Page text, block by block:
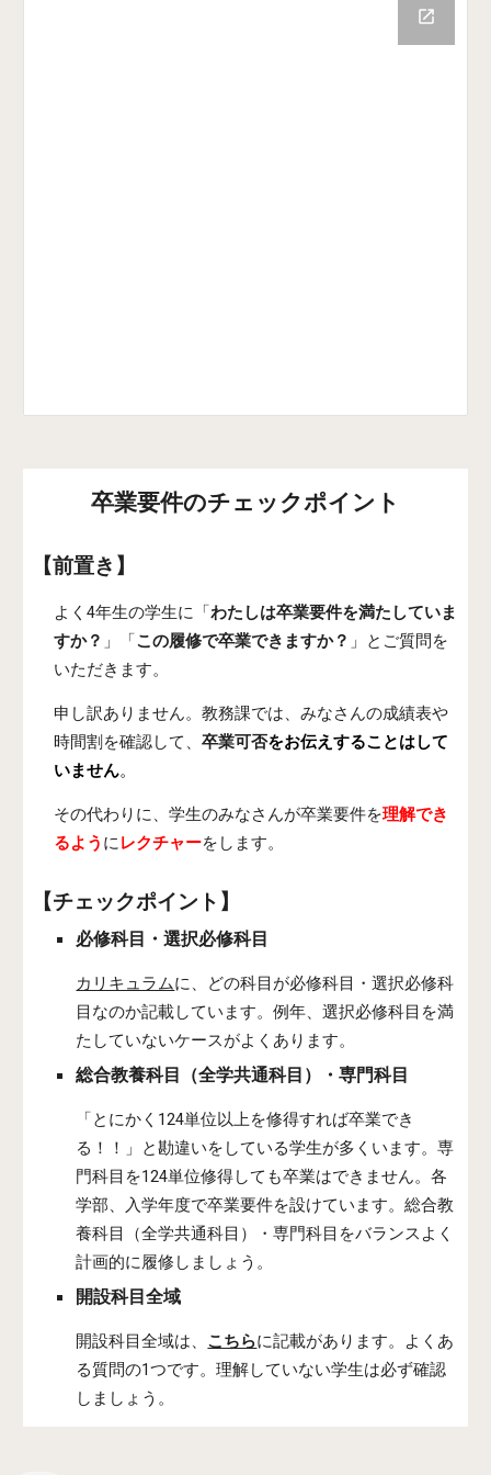
卒業要件のチェックポイント
【前置き】
よく4年生の学生に「わたしは卒業要件を満たしていま
すか？ 」「この履修で卒業できますか？ 」とご質問を
いただきます。
申し訳ありません。教務課では、みなさんの成績表や
時間割を確認して、卒業可否をお伝えすることはして
いません。
その代わりに、学生のみなさんが卒業要件を理解でき
るよう にレクチャーをします。
【チェックポイント】
必修科目・選択必修科目
カリキュラムに、どの科目が必修科目・選択必修科
目なのか記載しています。例年、選択必修科目 を満
たしていないケースがよくあります。
総合教養科目（全学共通科目）・専門科目
「とにかく124単位以上を修得すれば卒業でき
る！！」と勘違いをしている学生が多くいます。専
門科目を124単位修得しても卒業はできません。各
学部、入学年度で卒業要件を設けています。総合教
養科目（全学共通科目）・専門科目をバランスよく
計画的に履修しましょう。
開設科目全域
開設科目全域は、 こちらに記載があります。よくあ
る質問の1つです。理解していない学生は必ず確認
しましょう。